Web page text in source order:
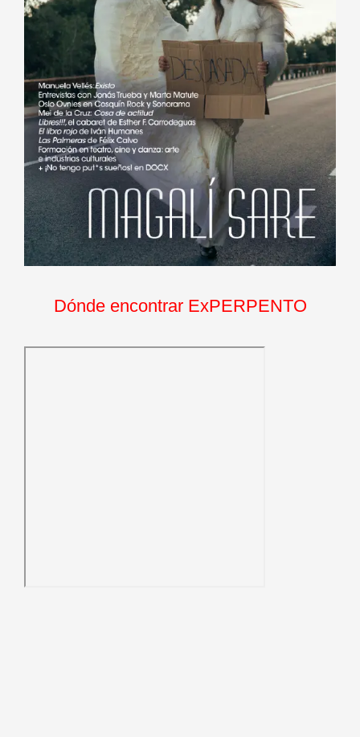
Dónde encontrar ExPERPENTO